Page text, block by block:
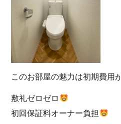
このお部屋の魅力は初期費用
敷礼ゼロゼロ
初回保証料オーナー負担